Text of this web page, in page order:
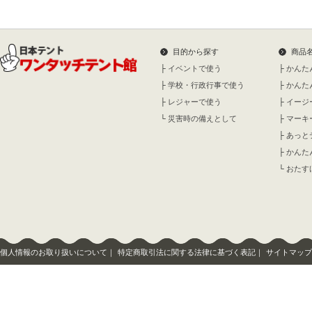
目的から探す
├ イベントで使う
├ 学校・行政行事で使う
├ レジャーで使う
└ 災害時の備えとして
商品
├ かんた
├ かんた
├ イージ
├ マーキ
├ あっと
├ かんた
└ おたす
個人情報のお取り扱いについて ｜ 特定商取引法に関する法律に基づく表記 ｜ サイトマップ